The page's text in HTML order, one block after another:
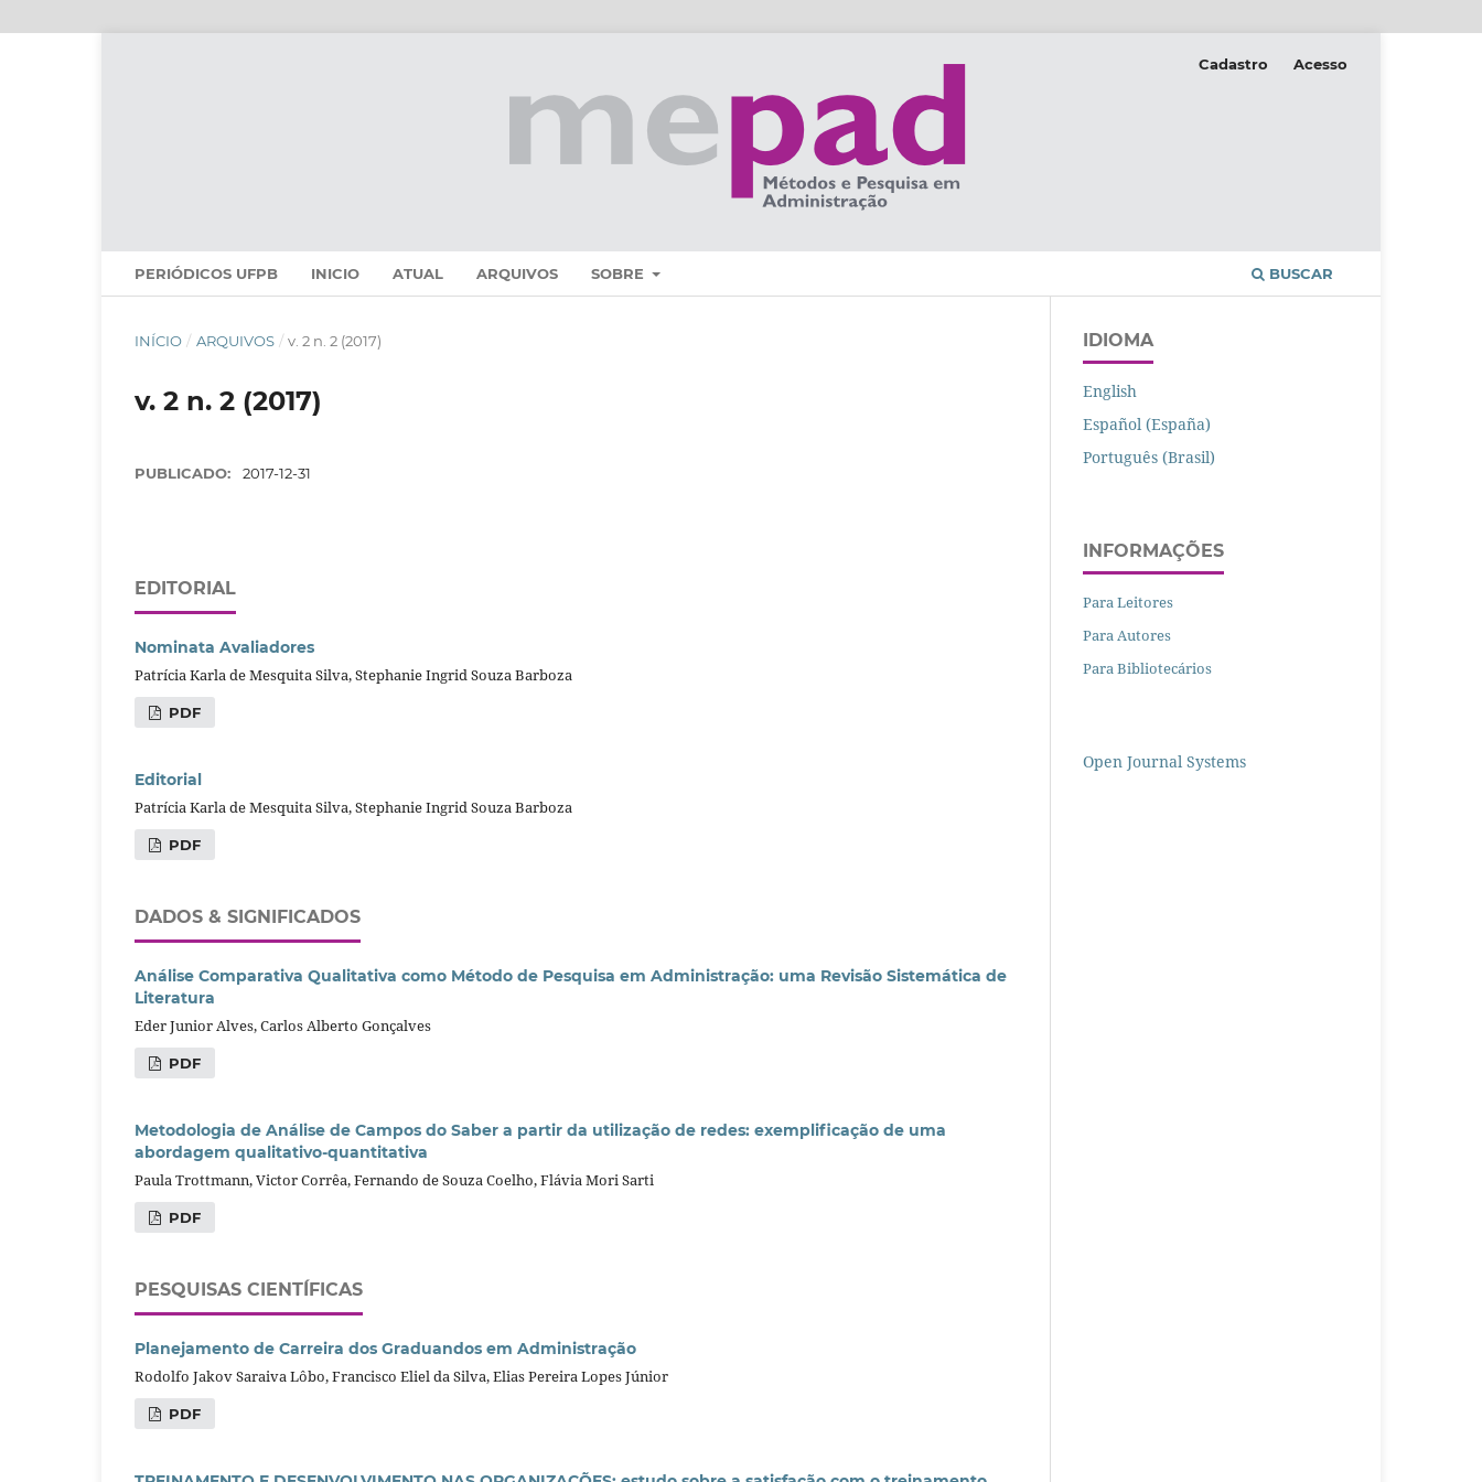
PERIÓDICOS UFPB INICIO ATUAL ARQUIVOS SOBRE BUSCAR
Cadastro Acesso
INÍCIO / ARQUIVOS / v. 2 n. 2 (2017)
v. 2 n. 2 (2017)
PUBLICADO: 2017-12-31
EDITORIAL
Nominata Avaliadores
Patrícia Karla de Mesquita Silva, Stephanie Ingrid Souza Barboza
PDF
Editorial
Patrícia Karla de Mesquita Silva, Stephanie Ingrid Souza Barboza
PDF
DADOS & SIGNIFICADOS
Análise Comparativa Qualitativa como Método de Pesquisa em Administração: uma Revisão Sistemática de
Literatura
Eder Junior Alves, Carlos Alberto Gonçalves
PDF
Metodologia de Análise de Campos do Saber a partir da utilização de redes: exemplificação de uma
abordagem qualitativo-quantitativa
Paula Trottmann, Victor Corrêa, Fernando de Souza Coelho, Flávia Mori Sarti
PDF
PESQUISAS CIENTÍFICAS
Planejamento de Carreira dos Graduandos em Administração
Rodolfo Jakov Saraiva Lôbo, Francisco Eliel da Silva, Elias Pereira Lopes Júnior
PDF
IDIOMA
English
Español (España)
Português (Brasil)
INFORMAÇÕES
Para Leitores
Para Autores
Para Bibliotecários
Open Journal Systems